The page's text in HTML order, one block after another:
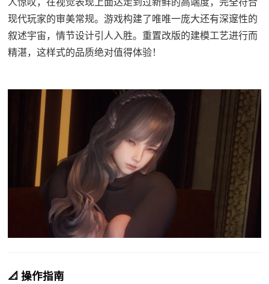
现代玩家的审美常规。游戏构建了唯唯一庞大还有深邃性的
叙述宇宙，情节设计引人入胜。重置改版的建模工艺进行而
精湛，这样式的品质绝对值得体验！
📐 操作指南